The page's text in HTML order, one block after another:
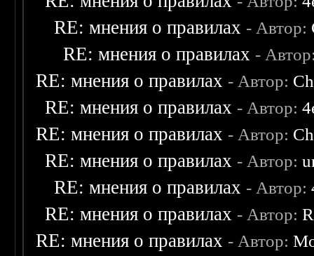
RE: мнения о правилах - Автор:
RE: мнения о правилах -
RE: мнения о правилах - Автор:
RE: мнения о правилах - Автор:
RE: мнения о правилах - Автор:
RE: мнения о правилах - Автор:
RE: мнения о правилах - Автор:
RE: мнения о правилах - Автор:
RE: мнения о правилах - Автор: